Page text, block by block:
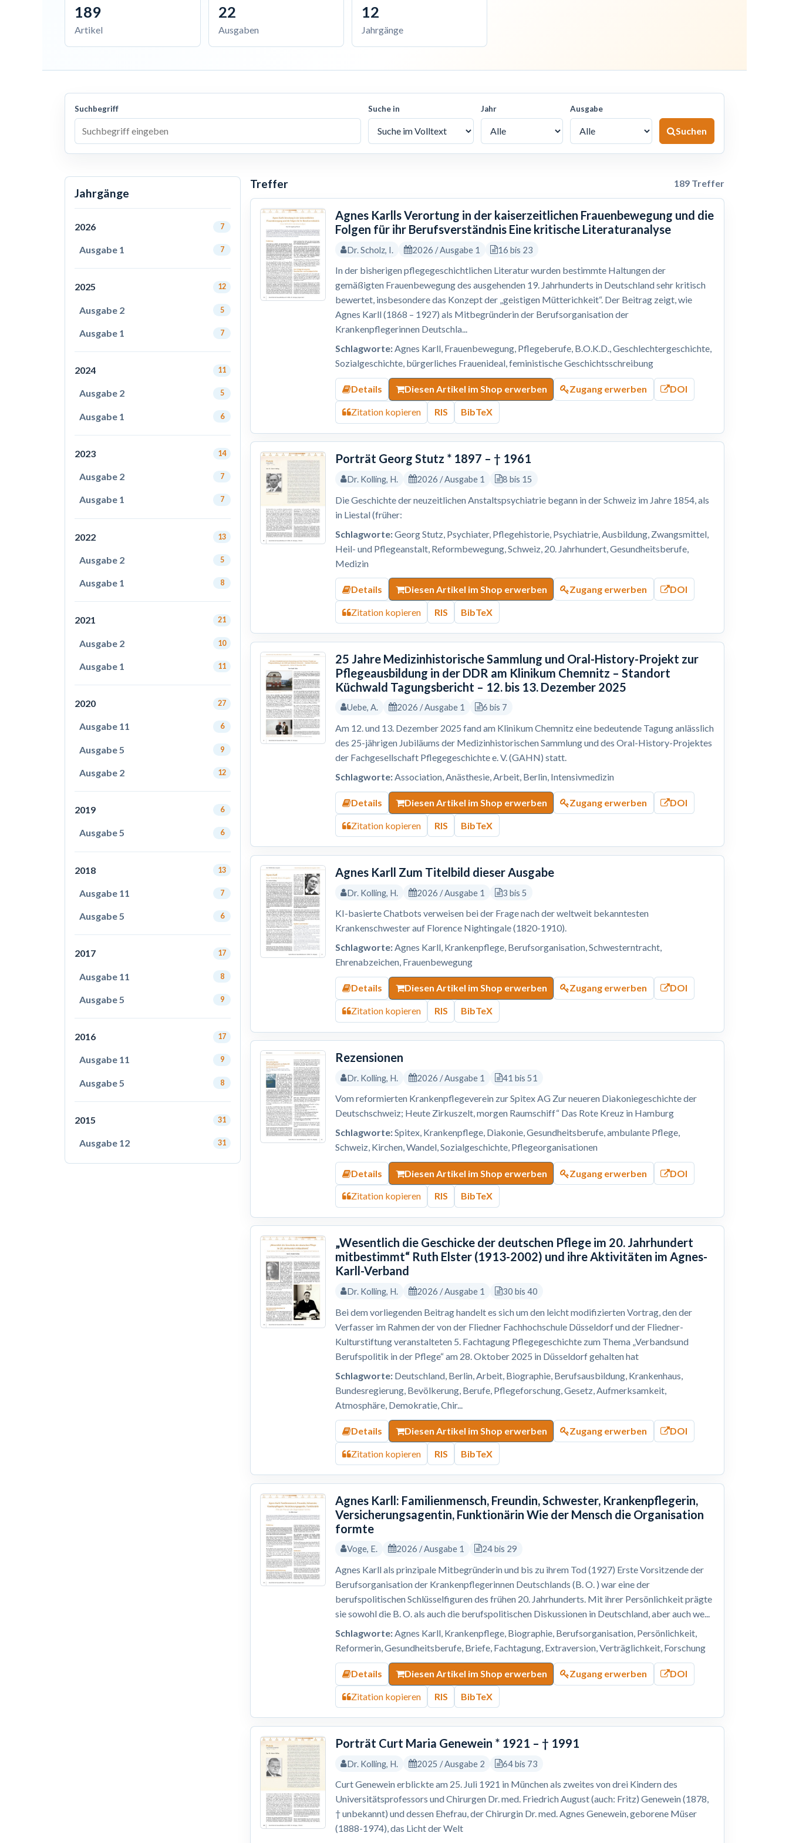
189
Artikel
22
Ausgaben
12
Jahrgänge
Suchbegriff Suche in Jahr Ausgabe
Suchen
Jahrgänge
2026 7
Ausgabe 1 7
2025 12
Ausgabe 2 5
Ausgabe 1 7
2024 11
Ausgabe 2 5
Ausgabe 1 6
2023 14
Ausgabe 2 7
Ausgabe 1 7
2022 13
Ausgabe 2 5
Ausgabe 1 8
2021 21
Ausgabe 2 10
Ausgabe 1 11
2020 27
Ausgabe 11 6
Ausgabe 5 9
Ausgabe 2 12
2019 6
Ausgabe 5 6
2018 13
Ausgabe 11 7
Ausgabe 5 6
2017 17
Ausgabe 11 8
Ausgabe 5 9
2016 17
Ausgabe 11 9
Ausgabe 5 8
2015 31
Ausgabe 12 31
Treffer 189 Treffer
Agnes Karlls Verortung in der kaiserzeitlichen Frauenbewegung und die
Folgen für ihr Berufsverständnis Eine kritische Literaturanalyse
Dr. Scholz, I. 2026 / Ausgabe 1 16 bis 23
In der bisherigen pflegegeschichtlichen Literatur wurden bestimmte Haltungen der
gemäßigten Frauenbewegung des ausgehenden 19. Jahrhunderts in Deutschland sehr kritisch
bewertet, insbesondere das Konzept der „geistigen Mütterichkeit“. Der Beitrag zeigt, wie
Agnes Karll (1868 – 1927) als Mitbegründerin der Berufsorganisation der
Krankenpflegerinnen Deutschla...
Schlagworte:Agnes Karll, Frauenbewegung, Pflegeberufe, B.O.K.D., Geschlechtergeschichte,
Sozialgeschichte, bürgerliches Frauenideal, feministische Geschichtsschreibung
Details Diesen Artikel im Shop erwerben Zugang erwerben DOI
Zitation kopieren RIS BibTeX
Porträt Georg Stutz * 1897 – † 1961
Dr. Kolling, H. 2026 / Ausgabe 1 8 bis 15
Die Geschichte der neuzeitlichen Anstaltspsychiatrie begann in der Schweiz im Jahre 1854, als
in Liestal (früher:
Schlagworte:Georg Stutz, Psychiater, Pflegehistorie, Psychiatrie, Ausbildung, Zwangsmittel,
Heil- und Pflegeanstalt, Reformbewegung, Schweiz, 20. Jahrhundert, Gesundheitsberufe,
Medizin
Details Diesen Artikel im Shop erwerben Zugang erwerben DOI
Zitation kopieren RIS BibTeX
25 Jahre Medizinhistorische Sammlung und Oral-History-Projekt zur
Pflegeausbildung in der DDR am Klinikum Chemnitz – Standort
Küchwald Tagungsbericht – 12. bis 13. Dezember 2025
Uebe, A. 2026 / Ausgabe 1 6 bis 7
Am 12. und 13. Dezember 2025 fand am Klinikum Chemnitz eine bedeutende Tagung anlässlich
des 25-jährigen Jubiläums der Medizinhistorischen Sammlung und des Oral-History-Projektes
der Fachgesellschaft Pflegegeschichte e. V. (GAHN) statt.
Schlagworte:Association, Anästhesie, Arbeit, Berlin, Intensivmedizin
Details Diesen Artikel im Shop erwerben Zugang erwerben DOI
Zitation kopieren RIS BibTeX
Agnes Karll Zum Titelbild dieser Ausgabe
Dr. Kolling, H. 2026 / Ausgabe 1 3 bis 5
KI-basierte Chatbots verweisen bei der Frage nach der weltweit bekanntesten
Krankenschwester auf Florence Nightingale (1820-1910).
Schlagworte:Agnes Karll, Krankenpflege, Berufsorganisation, Schwesterntracht,
Ehrenabzeichen, Frauenbewegung
Details Diesen Artikel im Shop erwerben Zugang erwerben DOI
Zitation kopieren RIS BibTeX
Rezensionen
Dr. Kolling, H. 2026 / Ausgabe 1 41 bis 51
Vom reformierten Krankenpflegeverein zur Spitex AG Zur neueren Diakoniegeschichte der
Deutschschweiz; Heute Zirkuszelt, morgen Raumschiff“ Das Rote Kreuz in Hamburg
Schlagworte:Spitex, Krankenpflege, Diakonie, Gesundheitsberufe, ambulante Pflege,
Schweiz, Kirchen, Wandel, Sozialgeschichte, Pflegeorganisationen
Details Diesen Artikel im Shop erwerben Zugang erwerben DOI
Zitation kopieren RIS BibTeX
„Wesentlich die Geschicke der deutschen Pflege im 20. Jahrhundert
mitbestimmt“ Ruth Elster (1913-2002) und ihre Aktivitäten im Agnes-
Karll-Verband
Dr. Kolling, H. 2026 / Ausgabe 1 30 bis 40
Bei dem vorliegenden Beitrag handelt es sich um den leicht modifizierten Vortrag, den der
Verfasser im Rahmen der von der Fliedner Fachhochschule Düsseldorf und der Fliedner-
Kulturstiftung veranstalteten 5. Fachtagung Pflegegeschichte zum Thema „Verbandsund
Berufspolitik in der Pflege“ am 28. Oktober 2025 in Düsseldorf gehalten hat
Schlagworte: Deutschland, Berlin, Arbeit, Biographie, Berufsausbildung, Krankenhaus,
Bundesregierung, Bevölkerung, Berufe, Pflegeforschung, Gesetz, Aufmerksamkeit,
Atmosphäre, Demokratie, Chir...
Details Diesen Artikel im Shop erwerben Zugang erwerben DOI
Zitation kopieren RIS BibTeX
Agnes Karll: Familienmensch, Freundin, Schwester, Krankenpflegerin,
Versicherungsagentin, Funktionärin Wie der Mensch die Organisation
formte
Voge, E. 2026 / Ausgabe 1 24 bis 29
Agnes Karll als prinzipale Mitbegründerin und bis zu ihrem Tod (1927) Erste Vorsitzende der
Berufsorganisation der Krankenpflegerinnen Deutschlands (B. O. ) war eine der
berufspolitischen Schlüsselfiguren des frühen 20. Jahrhunderts. Mit ihrer Persönlichkeit prägte
sie sowohl die B. O. als auch die berufspolitischen Diskussionen in Deutschland, aber auch we...
Schlagworte:Agnes Karll, Krankenpflege, Biographie, Berufsorganisation, Persönlichkeit,
Reformerin, Gesundheitsberufe, Briefe, Fachtagung, Extraversion, Verträglichkeit, Forschung
Details Diesen Artikel im Shop erwerben Zugang erwerben DOI
Zitation kopieren RIS BibTeX
Porträt Curt Maria Genewein * 1921 – † 1991
Dr. Kolling, H. 2025 / Ausgabe 2 64 bis 73
Curt Genewein erblickte am 25. Juli 1921 in München als zweites von drei Kindern des
Universitätsprofessors und Chirurgen Dr. med. Friedrich August (auch: Fritz) Genewein (1878,
† unbekannt) und dessen Ehefrau, der Chirurgin Dr. med. Agnes Genewein, geborene Müser
(1888-1974), das Licht der Welt